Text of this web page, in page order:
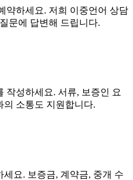
약하세요. 저희 이중언어 상담
문에 답변해 드립니다.
작성하세요. 서류, 보증인 요
의 소통도 지원합니다.
요. 보증금, 계약금, 중개 수